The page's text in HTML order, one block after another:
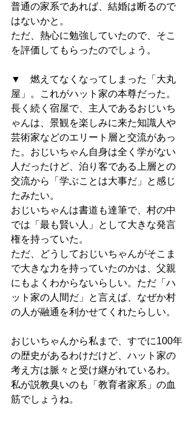
普通の家系であれば、結婚は断るので
はないかと。
ただ、熱心に勉強していたので、そこ
を評価してもらったのでしょう。
▼　燃えてなくなってしまった「大丸
屋」。これがハット家の本尊だった。
長く続く宿屋で、主人であるおじいち
ゃんは、景観を楽しみに来た知識人や
芸術家などのエリート層と交流があっ
た。おじいちゃん自身は全く学がない
人だったけど、泊り客である上層との
交流から「学ぶことは大事だ」と感じ
たみたい。
おじいちゃんは書道も達筆で、村の中
では「最も賢い人」として大きな発言
権を持っていた。
ただ、どうしておじいちゃんがそこま
で大きな力を持っていたのかは、父親
にもよくわからないらしい。ただ「ハ
ット家の人間だ」と言えば、なぜか村
の人が融通を利かせてくれたらしい。
おじいちゃんから私まで、すでに100年
の歴史があるわけだけど、ハット家の
考え方は脈々と受け継がれているわ。
私が説教臭いのも「教育者家系」の血
筋でしょうね。